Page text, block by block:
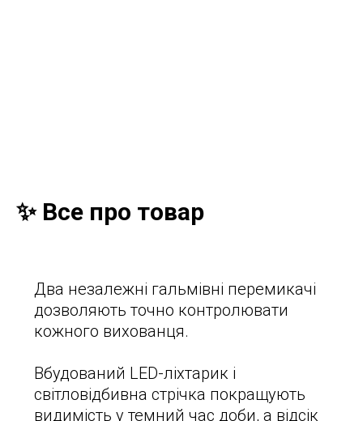
✨ Все про товар
Два незалежні гальмівні перемикачі
дозволяють точно контролювати
кожного вихованця.
Вбудований LED-ліхтарик і
світловідбивна стрічка покращують
видимість у темний час доби, а відсік